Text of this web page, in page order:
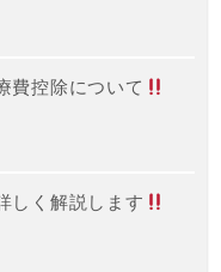
費控除について
しく解説します